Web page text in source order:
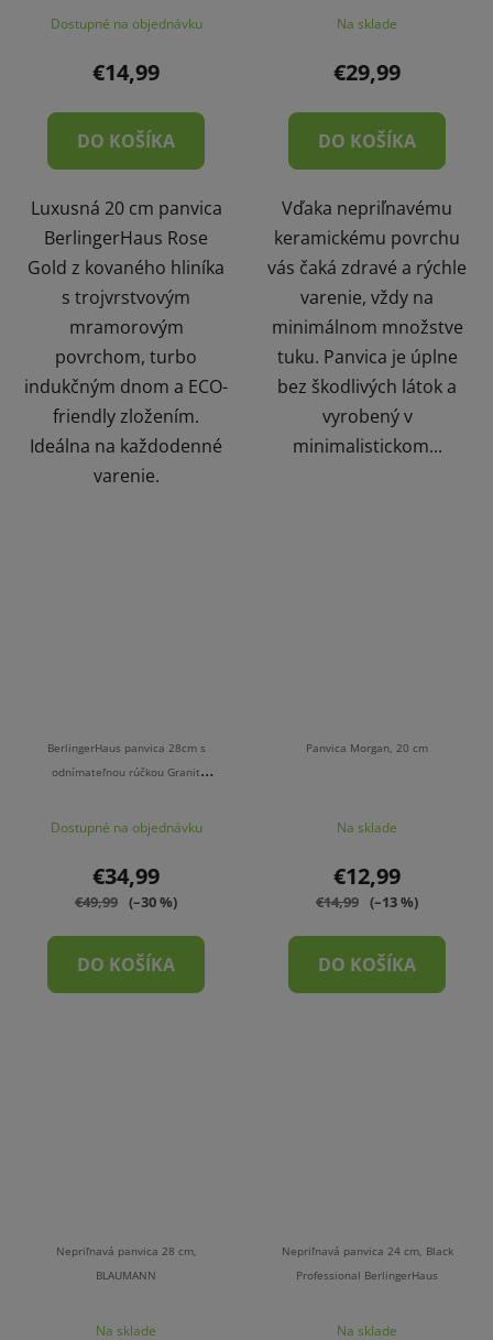
Dostupné na objednávku
€14,99
DO KOŠÍKA
Luxusná 20 cm panvica
BerlingerHaus Rose
Gold z kovaného hliníka
s trojvrstvovým
mramorovým
povrchom, turbo
indukčným dnom a ECO-
friendly zložením.
Ideálna na každodenné
varenie.
Na sklade
€29,99
DO KOŠÍKA
Vďaka nepriľnavému
keramickému povrchu
vás čaká zdravé a rýchle
varenie, vždy na
minimálnom množstve
tuku. Panvica je úplne
bez škodlivých látok a
vyrobený v
minimalistickom...
BerlingerHaus panvica 28cm s
odnímateľnou rúčkou Granit
Dostupné na objednávku
€34,99
€49,99 (–30 %)
DO KOŠÍKA
Panvica Morgan, 20 cm
Na sklade
€12,99
€14,99 (–13 %)
DO KOŠÍKA
Nepriľnavá panvica 28 cm,
BLAUMANN
Na sklade
Nepriľnavá panvica 24 cm, Black
Professional BerlingerHaus
Na sklade